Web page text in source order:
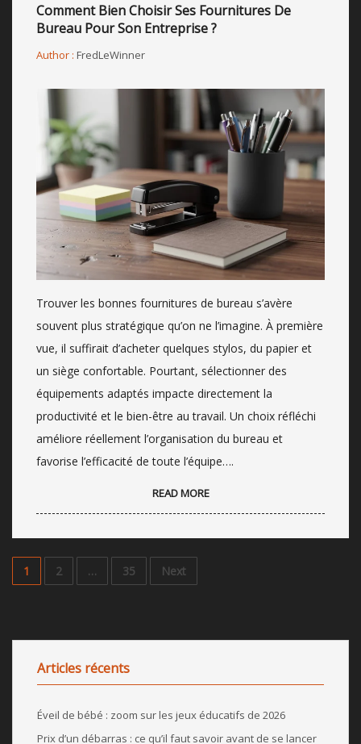
Comment Bien Choisir Ses Fournitures De
Bureau Pour Son Entreprise ?
Author : FredLeWinner
Trouver les bonnes fournitures de bureau s’avère
souvent plus stratégique qu’on ne l’imagine. À première
vue, il suffirait d’acheter quelques stylos, du papier et
un siège confortable. Pourtant, sélectionner des
équipements adaptés impacte directement la
productivité et le bien-être au travail. Un choix réfléchi
améliore réellement l’organisation du bureau et
favorise l’efficacité de toute l’équipe….
READ MORE
1 2 … 35 Next
Articles récents
Éveil de bébé : zoom sur les jeux éducatifs de 2026
Prix d’un débarras : ce qu’il faut savoir avant de se lancer